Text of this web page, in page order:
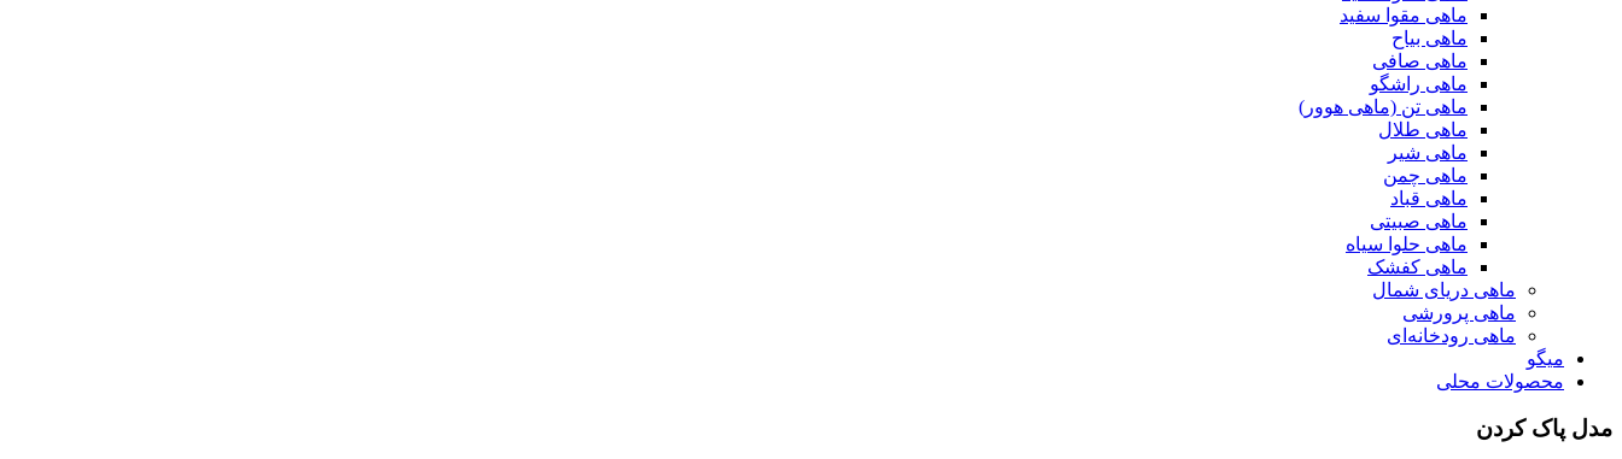
ماهی مقوا سفید
ماهی بیاح
ماهی صافی
ماهی راشگو
ماهی تن (ماهی هوور)
ماهی طلال
ماهی شیر
ماهی چمن
ماهی قباد
ماهی صبیتی
ماهی حلوا سیاه
ماهی کفشک
ماهی دریای شمال
ماهی پرورشی
ماهی رودخانه‌ای
میگو
محصولات محلی
مدل پاک کردن